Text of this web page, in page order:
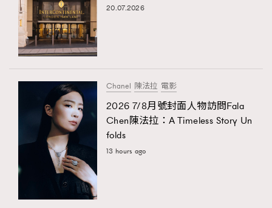
20.07.2026
Chanel 陳法拉 電影
2026 7/8月號封面人物訪問Fala
Chen陳法拉：A Timeless Story Un
folds
13 hours ago